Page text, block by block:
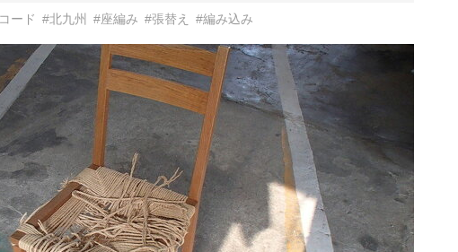
ード #北九州 #座編み #張替え #編み込み